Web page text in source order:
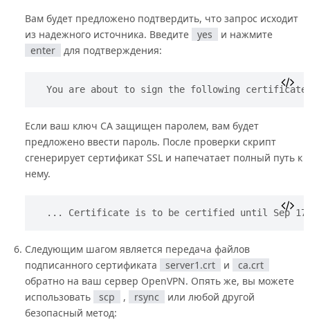
Вам будет предложено подтвердить, что запрос исходит
из надежного источника. Введите
yes
и нажмите
enter
для подтверждения:
You are about to sign the following certificate.
Если ваш ключ CA защищен паролем, вам будет
предложено ввести пароль. После проверки скрипт
сгенерирует сертификат SSL и напечатает полный путь к
нему.
... Certificate is to be certified until Sep 17
Следующим шагом является передача файлов
подписанного сертификата
server1.crt и
ca.crt
обратно на ваш сервер OpenVPN. Опять же, вы можете
использовать
scp , rsync
или любой другой
безопасный метод: